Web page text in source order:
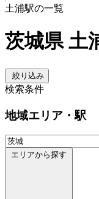
土浦駅の一覧
茨城県 土
絞り込み
検索条件
地域エリア・駅
エリアから探す